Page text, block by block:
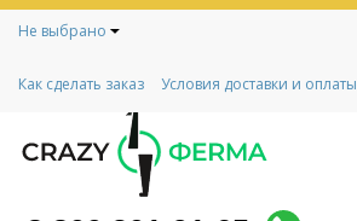
Не выбрано
Как сделать заказ Условия доставки и оплаты
Контакты
Социальный контракт
Любимая ферма